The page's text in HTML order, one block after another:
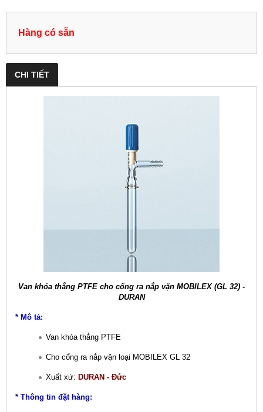
Hàng có sẵn
CHI TIẾT
Van khóa thẳng PTFE cho cổng ra nắp vặn MOBILEX (GL 32) -
DURAN
* Mô tả:
Van khóa thẳng PTFE
Cho cổng ra nắp vặn loại MOBILEX GL 32
Xuất xứ: DURAN - Đức
* Thông tin đặt hàng: